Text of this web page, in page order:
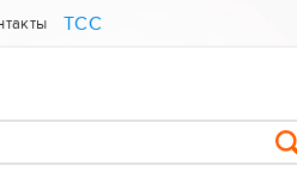
ТСС